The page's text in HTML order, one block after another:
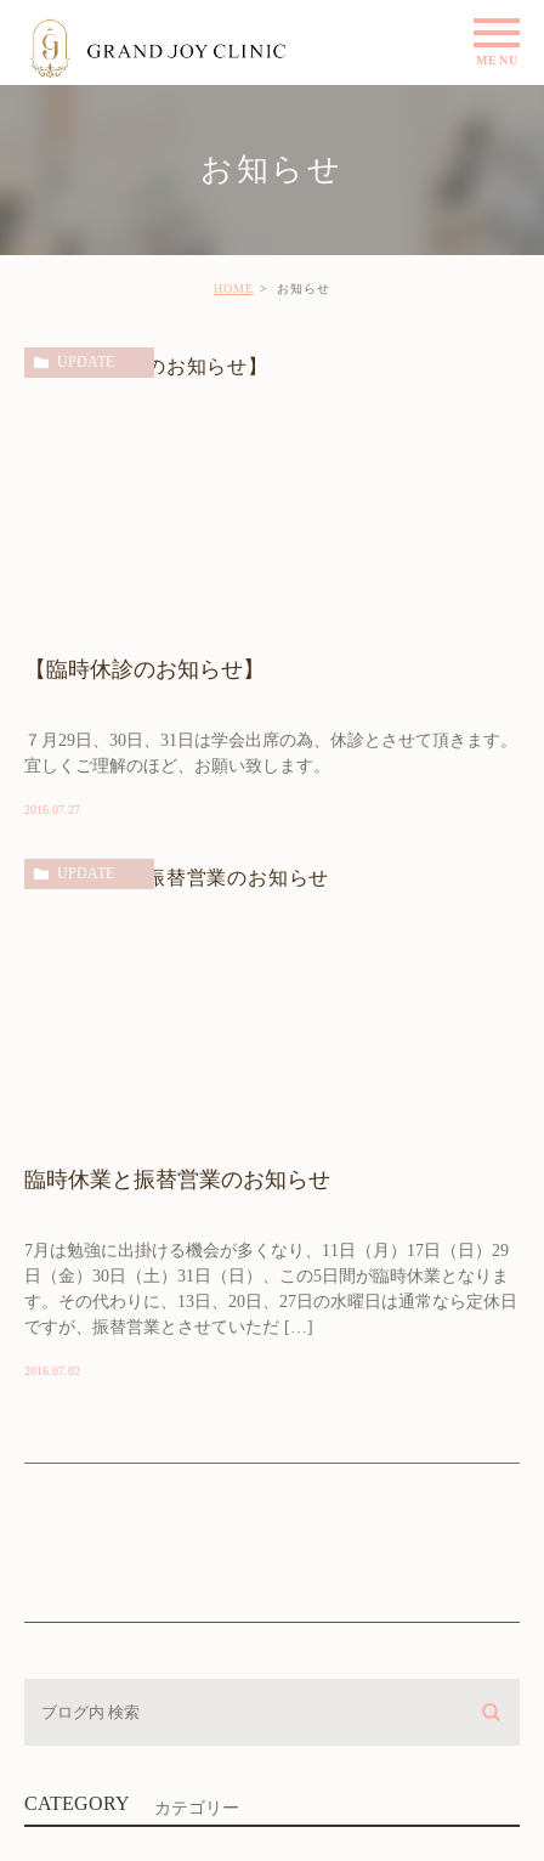
お知らせ
HOME お知らせ
UPDATE
【臨時休診のお知らせ】
７月29日、30日、31日は学会出席の為、休診とさせて頂きます。
宜しくご理解のほど、お願い致します。
2016.07.27
UPDATE
臨時休業と振替営業のお知らせ
7月は勉強に出掛ける機会が多くなり、11日（月）17日（日）29
日（金）30日（土）31日（日）、この5日間が臨時休業となりま
す。その代わりに、13日、20日、27日の水曜日は通常なら定休日
ですが、振替営業とさせていただ […]
2016.07.02
CATEGORY カテゴリー